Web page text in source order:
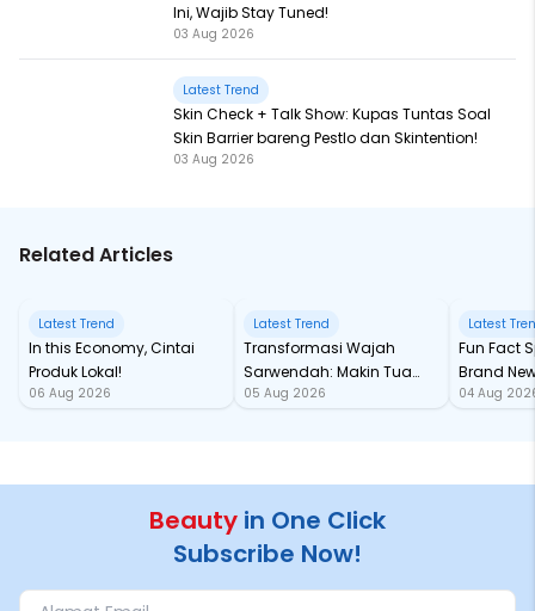
Ini, Wajib Stay Tuned!
03 Aug 2026
Latest Trend
Skin Check + Talk Show: Kupas Tuntas Soal
Skin Barrier bareng Pestlo dan Skintention!
03 Aug 2026
Related Articles
Latest Trend
In this Economy, Cintai
Produk Lokal!
06 Aug 2026
Latest Trend
Transformasi Wajah
Sarwendah: Makin Tua
Semakin Glowing
05 Aug 2026
Latest
Fun Fact Spider-Man
Brand
Baru
04 Aug
Beauty in One Click
Subscribe Now!